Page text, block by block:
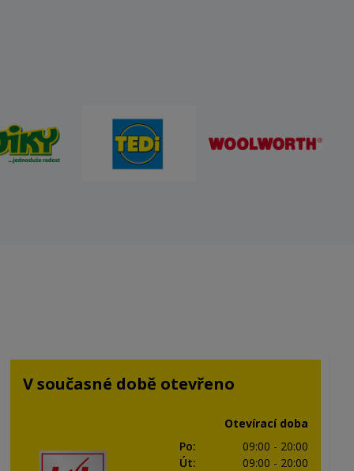
V současné době otevřeno
Otevírací doba
Po: 09:00 - 20:00
Út: 09:00 - 20:00